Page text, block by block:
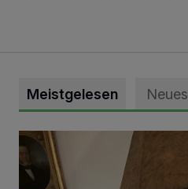
Meistgelesen
„Loss dir nix jefalle“ in 7 Tage